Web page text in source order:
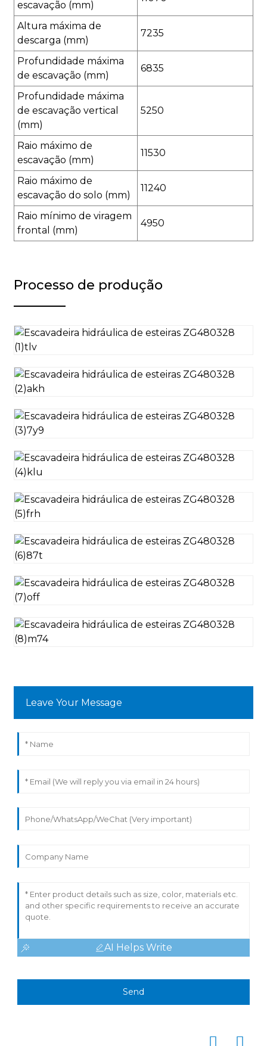
escavação (mm)
Altura máxima de
descarga (mm)
7235
Profundidade máxima
de escavação (mm)
6835
Profundidade máxima
de escavação vertical
(mm)
5250
Raio máximo de
escavação (mm)
11530
Raio máximo de
escavação do solo (mm)
11240
Raio mínimo de viragem
frontal (mm)
4950
Processo de produção
Leave Your Message
AI Helps Write
Send